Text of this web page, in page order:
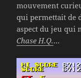
mouvement
qui permettait de
aspect du jeu qui
Chase H.Q.…